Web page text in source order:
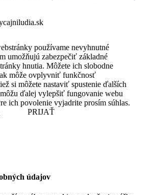
používame nevyhnutné
umožňujú zabezpečiť základné
hnutia. Môžete ich slobodne
môže ovplyvniť funkčnosť
si môžete nastaviť spustenie ďalších
ďalej vylepšiť fungovanie webu
ich povolenie vyjadrite prosím súhlas.
PRIJAŤ
údajov